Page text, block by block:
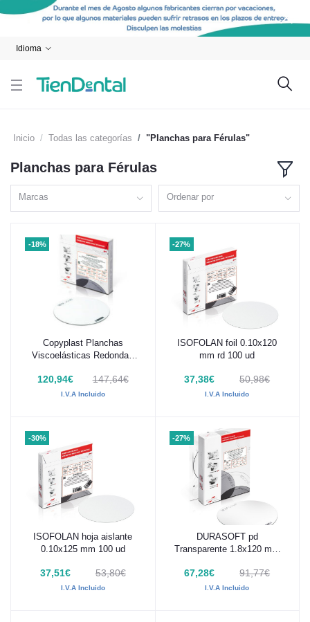
Idioma
Inicio Todas las categorías "Planchas para Férulas"
Planchas para Férulas
Marcas Ordenar por
-18%
Añadir al carrito
Copyplast Planchas
Viscoelásticas Redondas
120,94€ 147,64€
I.V.A Incluido
-27%
Añadir al carrito
ISOFOLAN foil 0.10x120
mm rd 100 ud
37,38€ 50,98€
I.V.A Incluido
-30%
Añadir al carrito
ISOFOLAN hoja aislante
0.10x125 mm 100 ud
37,51€ 53,80€
I.V.A Incluido
-27%
Añadir al carrito
DURASOFT pd
Transparente 1.8x120 mm
67,28€ 91,77€
I.V.A Incluido